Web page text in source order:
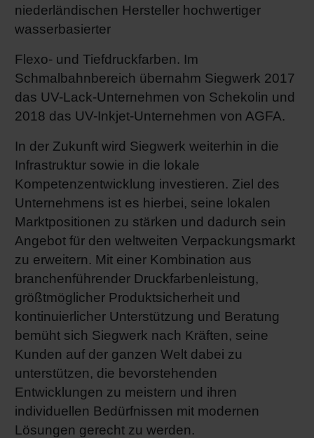
niederländischen Hersteller hochwertiger
wasserbasierter
Flexo- und Tiefdruckfarben. Im
Schmalbahnbereich übernahm Siegwerk 2017
das UV-Lack-Unternehmen von Schekolin und
2018 das UV-Inkjet-Unternehmen von AGFA.
In der Zukunft wird Siegwerk weiterhin in die
Infrastruktur sowie in die lokale
Kompetenzentwicklung investieren. Ziel des
Unternehmens ist es hierbei, seine lokalen
Marktpositionen zu stärken und dadurch sein
Angebot für den weltweiten Verpackungsmarkt
zu erweitern. Mit einer Kombination aus
branchenführender Druckfarbenleistung,
größtmöglicher Produktsicherheit und
kontinuierlicher Unterstützung und Beratung
bemüht sich Siegwerk nach Kräften, seine
Kunden auf der ganzen Welt dabei zu
unterstützen, die bevorstehenden
Entwicklungen zu meistern und ihren
individuellen Bedürfnissen mit modernen
Lösungen gerecht zu werden.